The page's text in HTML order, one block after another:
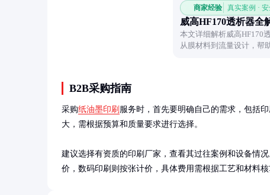
商家经验 真实案例 ·
威高HF170透析器全
本文详细解析威高HF170
从膜材料到流量设计，帮
B2B采购指南
采购纸油墨印刷 服务时，首先要明确自己的需求，包括
大，需根据预算和质量要求进行选择。
建议选择有资质的印刷厂家，查看其过往案例和设备情
价，数码印刷则按张计价，具体费用需根据工艺和材料核